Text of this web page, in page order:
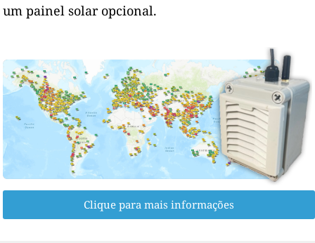
um painel solar opcional.
Clique para mais informações